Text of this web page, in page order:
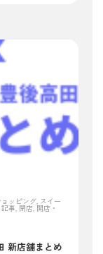
ッピング, スイー
事, 閉店, 開店・
新店舗まとめ